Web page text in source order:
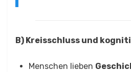
B) Kreisschluss und
Menschen lieben